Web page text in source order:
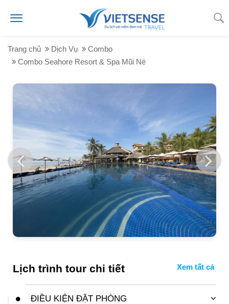
Trang chủ Dịch Vụ
Combo
Combo Seahore Resort & Spa Mũi Né
Lịch trình tour chi tiết
ĐIỀU KIỆN ĐẶT PHÒNG